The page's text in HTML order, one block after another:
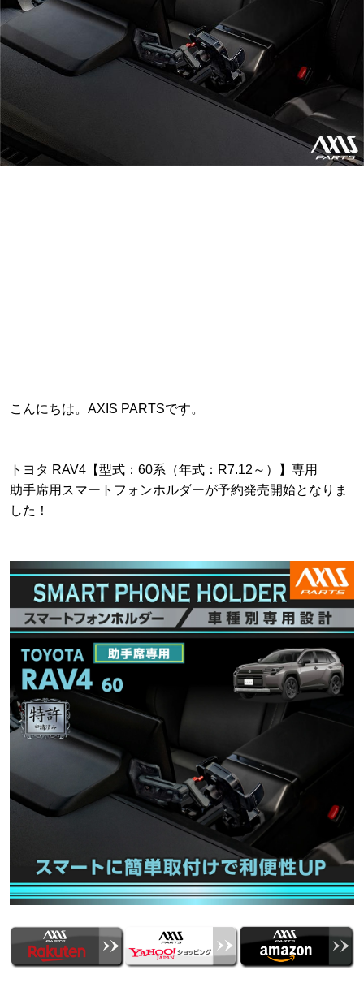
こんにちは。AXIS PARTSです。
トヨタ RAV4【型式：60系（年式：R7.12～）】専用
助手席用スマートフォンホルダーが予約発売開始となりま
した！